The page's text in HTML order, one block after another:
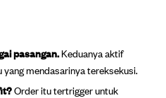
pasangan.Keduanya aktif
mendasarinya tereksekusi.
Order itu tertrigger untuk